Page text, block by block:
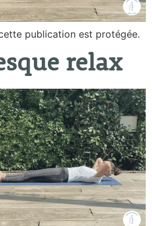
publication est protégée.
relax